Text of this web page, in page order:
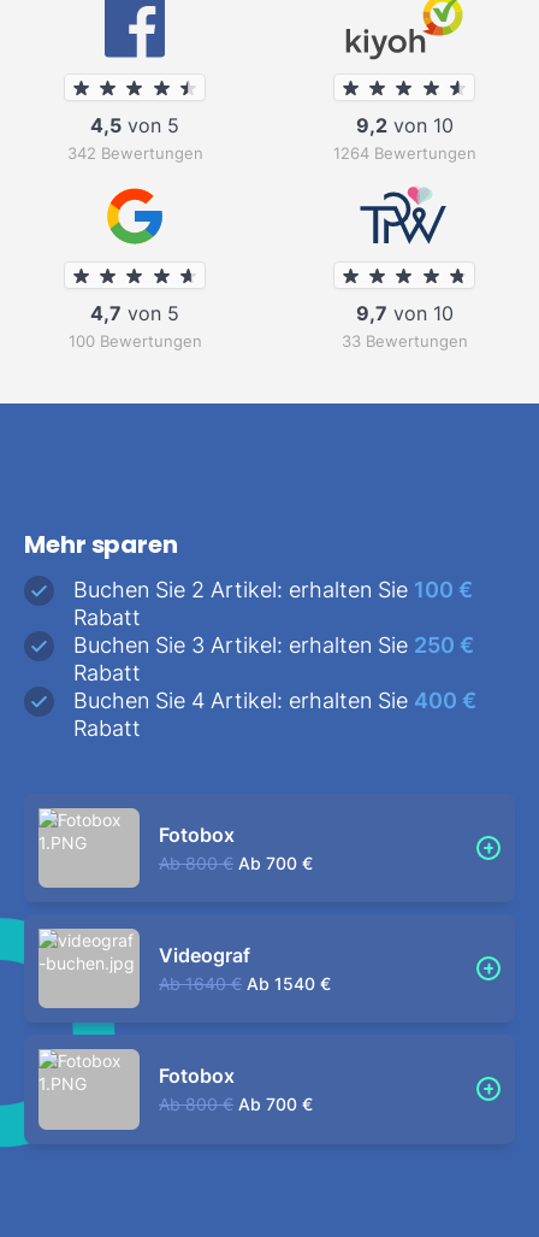
4,5 von 5
342 Bewertungen
9,2von 10
1264 Bewertungen
4,7 von 5
100 Bewertungen
9,7 von 10
33 Bewertungen
Mehr sparen
Buchen Sie 2 Artikel: erhalten Sie 100 €
Rabatt
Buchen Sie 3 Artikel: erhalten Sie 250 €
Rabatt
Buchen Sie 4 Artikel: erhalten Sie 400 €
Rabatt
Fotobox
Ab 800 € Ab 700 €
Videograf
Ab 1640 € Ab 1540 €
Fotobox
Ab 800 € Ab 700 €